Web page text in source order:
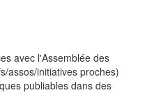
avec l'Assemblée des
assos/initiatives proches)
publiables dans des